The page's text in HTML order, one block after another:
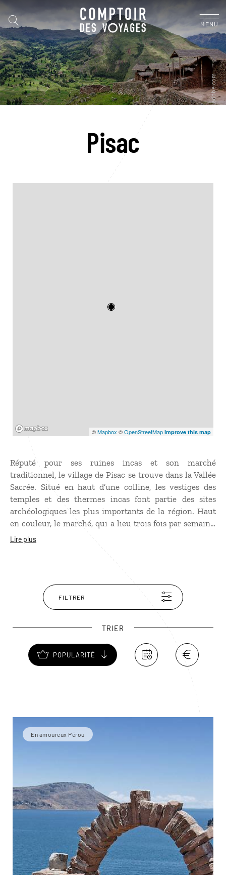
MENU
Pisac
©Mapbox ©OpenStreetMap Improve this map
Réputé pour ses ruines incas et son marché
traditionnel, le village de Pisac se trouve dans la Vallée
Sacrée. Situé en haut d’une colline, les vestiges des
temples et des thermes incas font partie des sites
archéologiques les plus importants de la région. Haut
en couleur, le marché, qui a lieu trois fois par semaine,
est l’autre grande attraction du village. Paysans et
en a pour tous les goûts !
Lire plus
FILTRER
TRIER
POPULARITÉ
En amoureux Pérou